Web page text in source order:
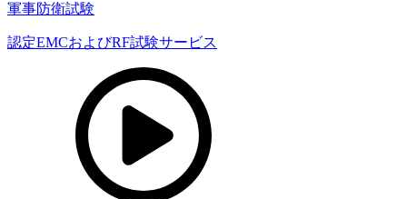
軍事防衛試験
認定EMCおよびRF試験サービス